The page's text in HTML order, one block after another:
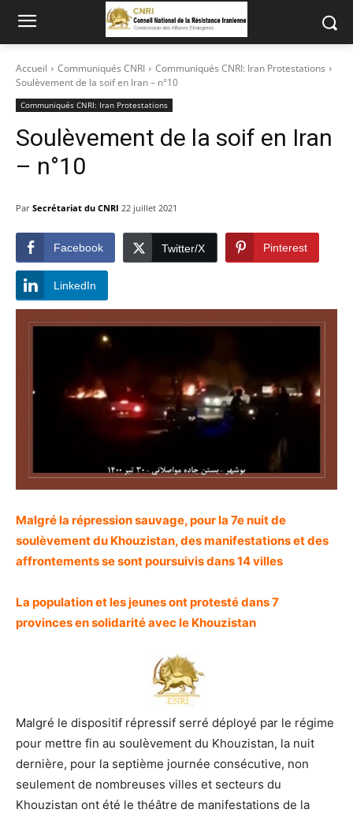
Accueil Communiqués CNRI
Communiqués CNRI: Iran Protestations
Soulèvement de la soif en Iran – n°10
Communiqués CNRI: Iran Protestations
Soulèvement de la soif en Iran
– n°10
Par Secrétariat du CNRI 22 juillet 2021
Facebook Twitter/X Pinterest
LinkedIn
Malgré la répression sauvage, pour la 7e nuit de
soulèvement du Khouzistan, des manifestations et des
affrontements se sont poursuivis dans 14 villes
La population et les jeunes ont protesté dans 7
provinces en solidarité avec le Khouzistan
Malgré le dispositif répressif serré déployé par le régime
pour mettre fin au soulèvement du Khouzistan, la nuit
dernière, pour la septième journée consécutive, non
seulement de nombreuses villes et secteurs du
Khouzistan ont été le théâtre de manifestations de la